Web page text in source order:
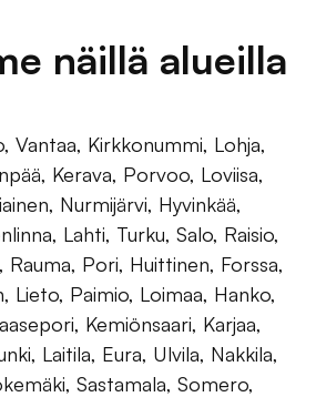
näillä alueilla
Vantaa, Kirkkonummi, Lohja,
Kerava, Porvoo, Loviisa,
Nurmijärvi, Hyvinkää,
Lahti, Turku, Salo, Raisio,
Rauma, Pori, Huittinen, Forssa,
Lieto, Paimio, Loimaa, Hanko,
Kemiönsaari, Karjaa,
Laitila, Eura, Ulvila, Nakkila,
Sastamala, Somero,